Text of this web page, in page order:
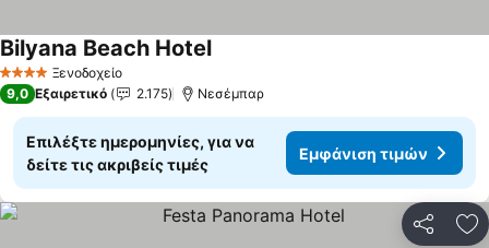
4 ΑστέριαΞενοδοχείο
Bilyana Beach Hotel
9,0 Εξαιρετικό 2.175 Νεσέμπαρ
Επιλέξτε ημερομηνίες, για να
δείτε τις ακριβείς τιμές
Εμφάνιση τιμών